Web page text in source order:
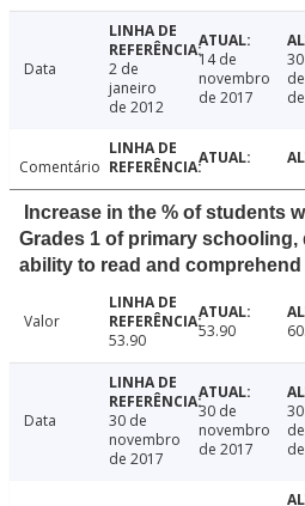
Data
2 de
janeiro
de 2012
14 de
novembro
de 2017
Comentário
Increase in the % of students
Grades 1 of primary schooling,
ability to read and
Valor
53.90
53.90
Data
30 de
novembro
de 2017
30 de
novembro
de 2017